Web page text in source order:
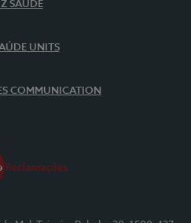
SAÚDE
UNITS
COMMUNICATION